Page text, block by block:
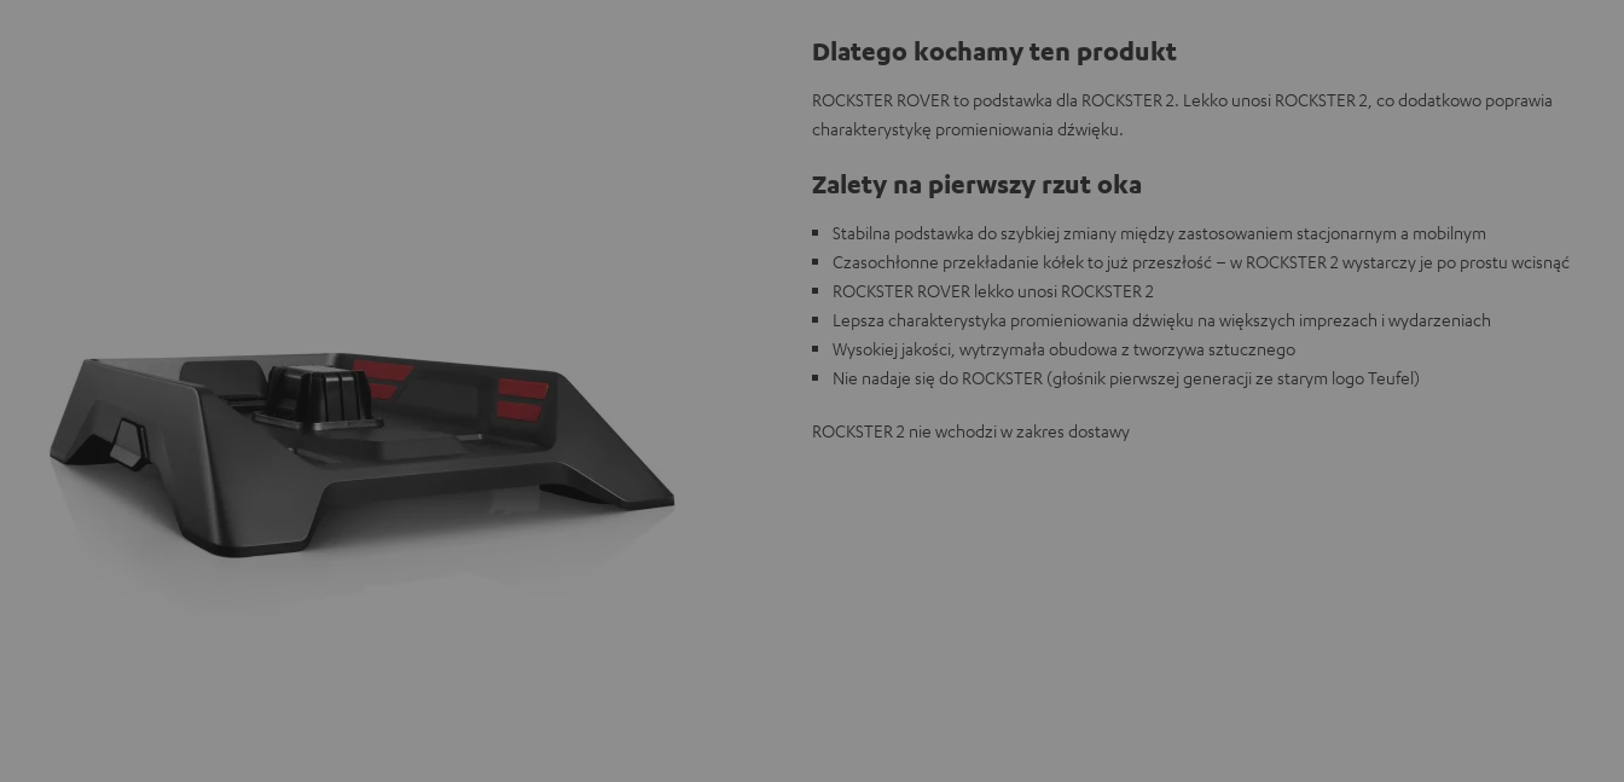
Dlatego kochamy ten produkt
ROCKSTER ROVER to podstawka dla ROCKSTER 2. Lekko unosi ROCKSTER 2, co dodatkowo poprawia
charakterystykę promieniowania dźwięku.
Zalety na pierwszy rzut oka
Stabilna podstawka do szybkiej zmiany między zastosowaniem stacjonarnym a mobilnym
Czasochłonne przekładanie kółek to już przeszłość – w ROCKSTER 2 wystarczy je po prostu wcisnąć
ROCKSTER ROVER lekko unosi ROCKSTER 2
Lepsza charakterystyka promieniowania dźwięku na większych imprezach i wydarzeniach
Wysokiej jakości, wytrzymała obudowa z tworzywa sztucznego
Nie nadaje się do ROCKSTER (głośnik pierwszej generacji ze starym logo Teufel)
ROCKSTER 2 nie wchodzi w zakres dostawy